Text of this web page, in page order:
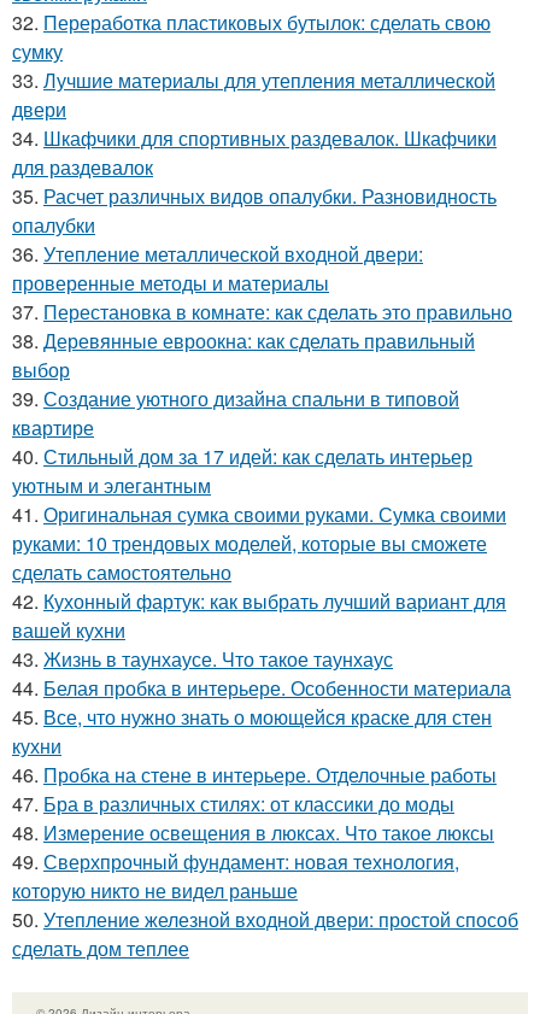
32. Переработка пластиковых бутылок: сделать свою
сумку
33. Лучшие материалы для утепления металлической
двери
34. Шкафчики для спортивных раздевалок. Шкафчики
для раздевалок
35. Расчет различных видов опалубки. Разновидность
опалубки
36. Утепление металлической входной двери:
проверенные методы и материалы
37. Перестановка в комнате: как сделать это правильно
38. Деревянные евроокна: как сделать правильный
выбор
39. Создание уютного дизайна спальни в типовой
квартире
40. Стильный дом за 17 идей: как сделать интерьер
уютным и элегантным
41. Оригинальная сумка своими руками. Сумка своими
руками: 10 трендовых моделей, которые вы сможете
сделать самостоятельно
42. Кухонный фартук: как выбрать лучший вариант для
вашей кухни
43. Жизнь в таунхаусе. Что такое таунхаус
44. Белая пробка в интерьере. Особенности материала
45. Все, что нужно знать о моющейся краске для стен
кухни
46. Пробка на стене в интерьере. Отделочные работы
47. Бра в различных стилях: от классики до моды
48. Измерение освещения в люксах. Что такое люксы
49. Сверхпрочный фундамент: новая технология,
которую никто не видел раньше
50. Утепление железной входной двери: простой способ
сделать дом теплее